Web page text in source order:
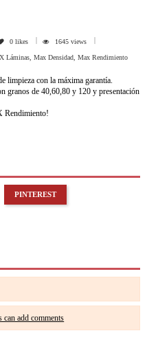
0likes
1645 views
Láminas, Max Densidad, Max Rendimiento
limpieza con la máxima garantía.
granos de 40,60,80 y 120 y presentación
PINTEREST
can add comments